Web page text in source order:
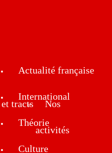
tracts Nos
activités
Actualité française
International
Théorie
Culture